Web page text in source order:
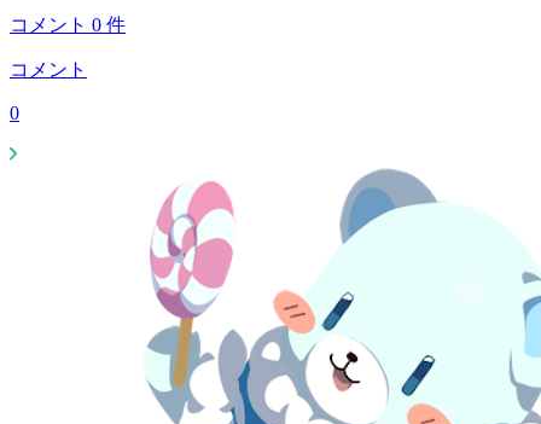
コメント 0 件
コメント
0